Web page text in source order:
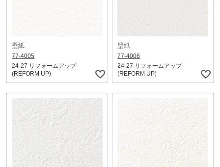
壁紙
77-4005
24-27 リフォームアップ
(REFORM UP)
壁紙
77-4006
24-27 リフォームアップ
(REFORM UP)